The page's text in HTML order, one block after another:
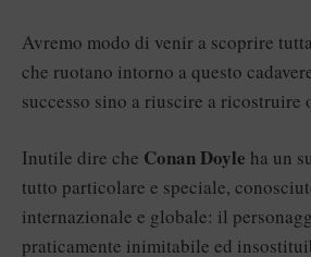
Avremo modo di venir a scoprire
che ruotano intorno a questo
successo sino a riuscire a ricostruire
Inutile dire che Conan Doyle ha un
tutto particolare e speciale,
internazionale e globale: il
praticamente inimitabile ed